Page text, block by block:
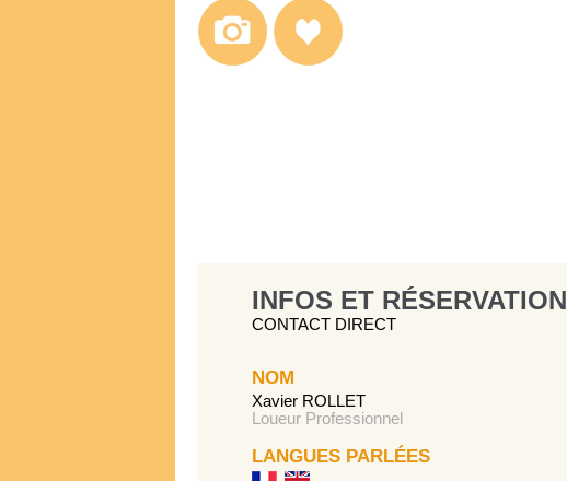
INFOS ET RÉSERVATION
CONTACT DIRECT
NOM
Xavier ROLLET
Loueur Professionnel
LANGUES PARLÉES